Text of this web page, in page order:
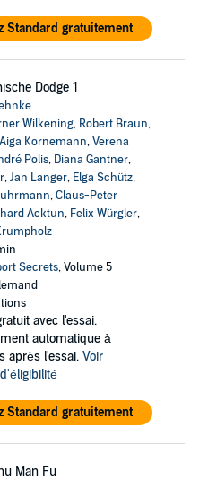
Standard gratuitement
Dodge 1
Wilkening, Robert Braun,
Aiga Kornemann,Verena
Polis, Diana Gantner,
,Jan Langer, Elga Schütz,
,Claus-Peter
Acktun, Felix Würgler,
Secrets, Volume 5
avec l'essai.
automatique à
après l'essai. Voir
Standard gratuitement
Man Fu